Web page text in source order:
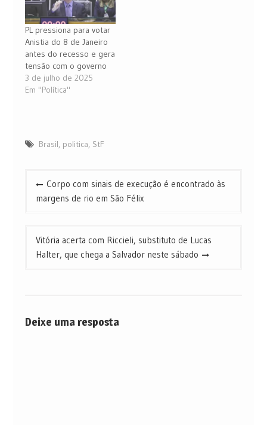
PL pressiona para votar
Anistia do 8 de Janeiro
antes do recesso e gera
tensão com o governo
3 de julho de 2025
Em "Política"
Brasil, politica, StF
Navegação
de
Corpo com sinais de execução é encontrado às
margens de rio em São Félix
Vitória acerta com Riccieli, substituto de Lucas
Halter, que chega a Salvador neste sábado
Deixe uma resposta